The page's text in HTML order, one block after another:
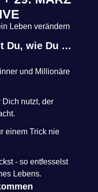
Leben verändern
Du, wie Du …
und Millionäre
Dich nutzt, der
einem Trick nie
- so entfesselst
Lebens.